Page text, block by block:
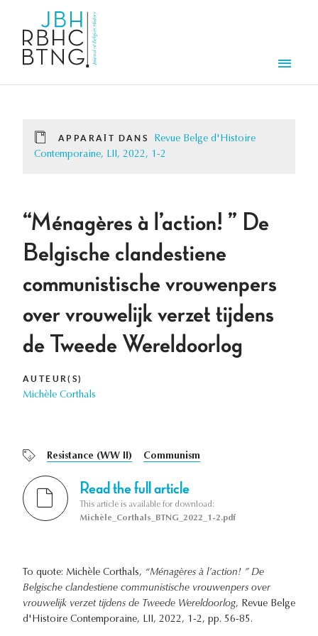
APPARAÎT DANS
Revue Belge d'Histoire
Contemporaine, LII, 2022, 1-2
“Ménagères à l’action! ” De
Belgische clandestiene
communistische vrouwenpers
over vrouwelijk verzet tijdens
de Tweede Wereldoorlog
AUTEUR(S)
Michèle Corthals
Resistance (WW II) Communism
Read the full article
This article is available for download:
Michèle_Corthals_BTNG_2022_1-2.pdf
To quote: Michèle Corthals, “Ménagères à l’action! ” De
Belgische clandestiene communistische vrouwenpers over
vrouwelijk verzet tijdens de Tweede Wereldoorlog, Revue Belge
d'Histoire Contemporaine, LII, 2022, 1-2, pp. 56-85.